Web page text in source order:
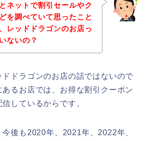
ネットで割引セールやク
を調べていて思ったこと
レッドドラゴンのお店っ
ないの？
ドドラゴンのお店の話ではないので
るお店では、お得な割引クーポン
しているからです。
後も2020年、2021年、2022年、